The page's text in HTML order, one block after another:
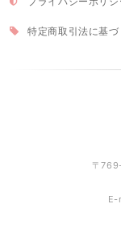
特定商取引法に基
〒
E-